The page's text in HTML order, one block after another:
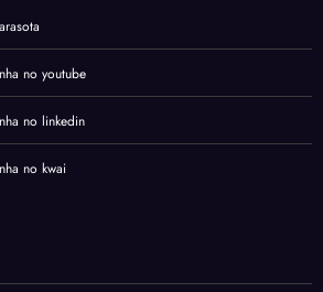
no youtube
no linkedin
no kwai